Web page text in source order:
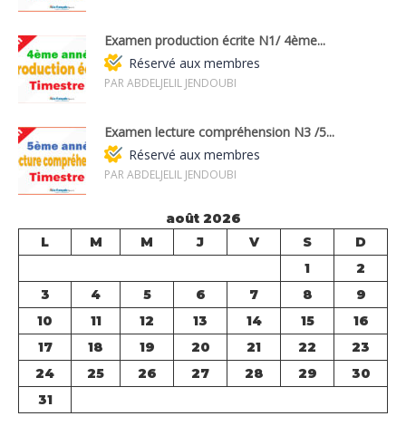
Examen production écrite N1/ 4ème...
Réservé aux membres
PAR ABDELJELIL JENDOUBI
Examen lecture compréhension N3 /5...
Réservé aux membres
PAR ABDELJELIL JENDOUBI
août 2026
L
M M J V S
D
1
2
3
4 5 6 7 8
9
10
11 12 13 14 15
16
17
18 19 20 21 22
23
24
25 26 27 28 29
30
31